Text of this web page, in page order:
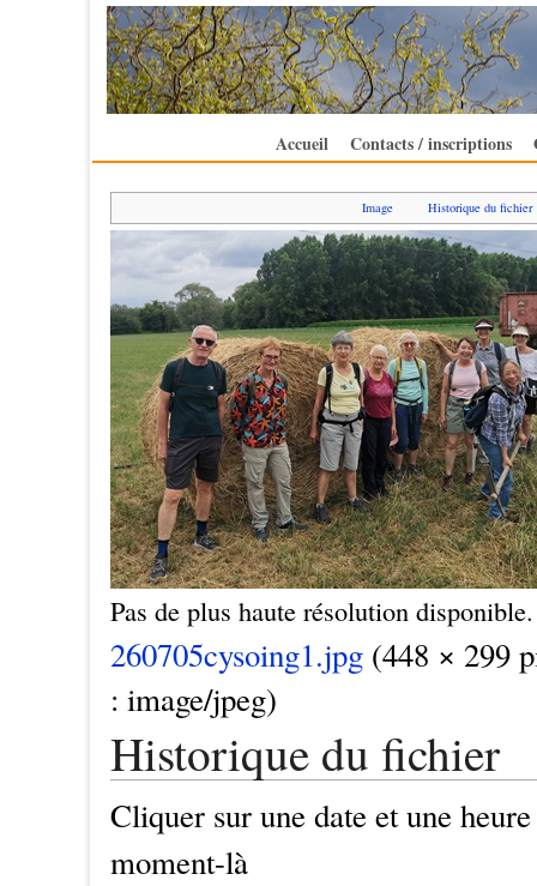
Accueil Contacts / inscriptions
Image Historique du fichier
Pas de plus haute résolution disponible.
260705cysoing1.jpg (448 × 299
: image/jpeg)
Historique du fichier
Cliquer sur une date et une
moment-là